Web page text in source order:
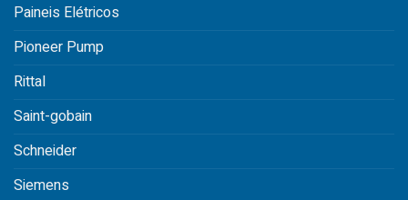
Paineis Elétricos
Pioneer Pump
Rittal
Saint-gobain
Schneider
Siemens